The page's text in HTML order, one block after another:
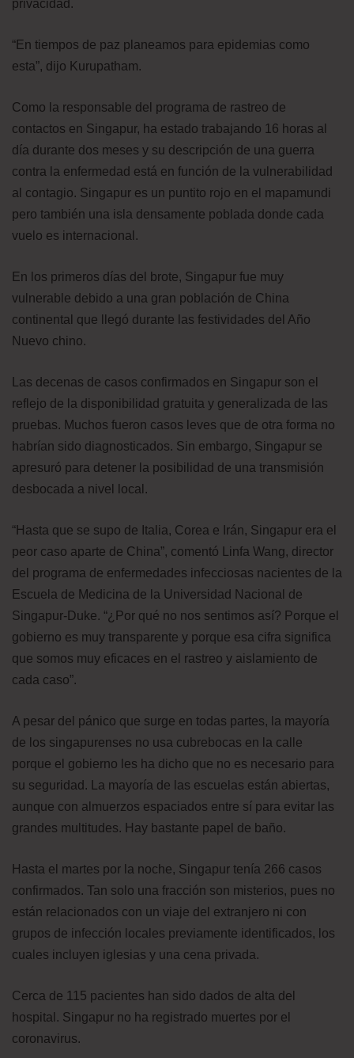
privacidad.
“En tiempos de paz planeamos para epidemias como
esta”, dijo Kurupatham.
Como la responsable del programa de rastreo de
contactos en Singapur, ha estado trabajando 16 horas al
día durante dos meses y su descripción de una guerra
contra la enfermedad está en función de la vulnerabilidad
al contagio. Singapur es un puntito rojo en el mapamundi
pero también una isla densamente poblada donde cada
vuelo es internacional.
En los primeros días del brote, Singapur fue muy
vulnerable debido a una gran población de China
continental que llegó durante las festividades del Año
Nuevo chino.
Las decenas de casos confirmados en Singapur son el
reflejo de la disponibilidad gratuita y generalizada de las
pruebas. Muchos fueron casos leves que de otra forma no
habrían sido diagnosticados. Sin embargo, Singapur se
apresuró para detener la posibilidad de una transmisión
desbocada a nivel local.
“Hasta que se supo de Italia, Corea e Irán, Singapur era el
peor caso aparte de China”, comentó Linfa Wang, director
del programa de enfermedades infecciosas nacientes de la
Escuela de Medicina de la Universidad Nacional de
Singapur-Duke. “¿Por qué no nos sentimos así? Porque el
gobierno es muy transparente y porque esa cifra significa
que somos muy eficaces en el rastreo y aislamiento de
cada caso”.
A pesar del pánico que surge en todas partes, la mayoría
de los singapurenses no usa cubrebocas en la calle
porque el gobierno les ha dicho que no es necesario para
su seguridad. La mayoría de las escuelas están abiertas,
aunque con almuerzos espaciados entre sí para evitar las
grandes multitudes. Hay bastante papel de baño.
Hasta el martes por la noche, Singapur tenía 266 casos
confirmados. Tan solo una fracción son misterios, pues no
están relacionados con un viaje del extranjero ni con
grupos de infección locales previamente identificados, los
cuales incluyen iglesias y una cena privada.
Cerca de 115 pacientes han sido dados de alta del
hospital. Singapur no ha registrado muertes por el
coronavirus.